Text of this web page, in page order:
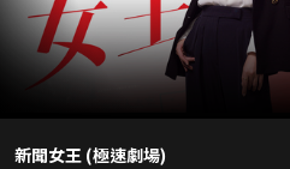
新聞女王 (極速劇場)